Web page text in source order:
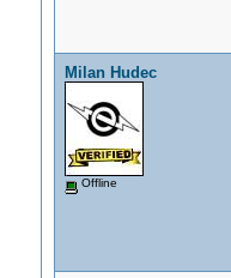
Milan Hudec
Offline